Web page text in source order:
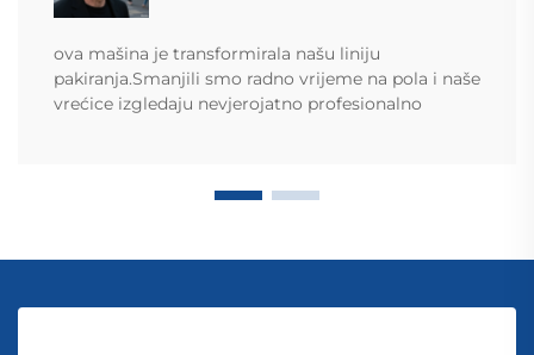
ova mašina je transformirala našu liniju
pakiranja.Smanjili smo radno vrijeme na pola i naše
vrećice izgledaju nevjerojatno profesionalno